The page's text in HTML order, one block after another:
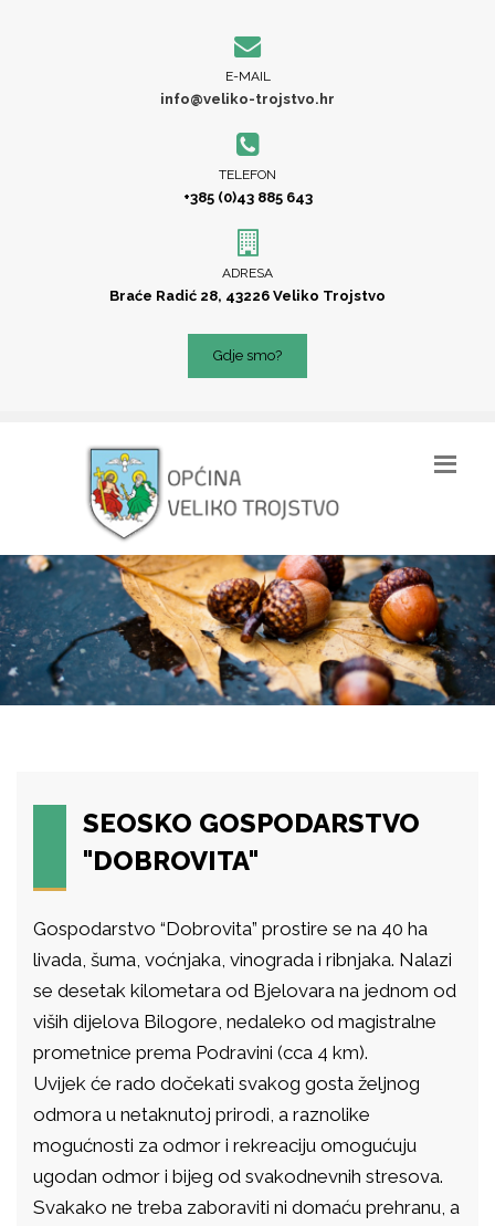
E-MAIL
info@veliko-trojstvo.hr
TELEFON
+385 (0)43 885 643
ADRESA
Braće Radić 28, 43226 Veliko Trojstvo
Gdje smo?
SEOSKO GOSPODARSTVO
"DOBROVITA"
Gospodarstvo “Dobrovita” prostire se na 40 ha
livada, šuma, voćnjaka, vinograda i ribnjaka. Nalazi
se desetak kilometara od Bjelovara na jednom od
viših dijelova Bilogore, nedaleko od magistralne
prometnice prema Podravini (cca 4 km).
Uvijek će rado dočekati svakog gosta željnog
odmora u netaknutoj prirodi, a raznolike
mogućnosti za odmor i rekreaciju omogućuju
ugodan odmor i bijeg od svakodnevnih stresova.
Svakako ne treba zaboraviti ni domaću prehranu, a